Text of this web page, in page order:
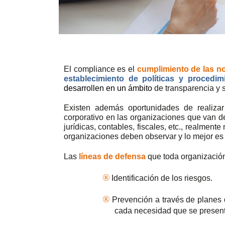
El compliance es el cumplimiento de las
establecimiento de políticas y
desarrollen en un ámbito de transparencia y
Existen además oportunidades de
corporativo en las organizaciones que van
jurídicas, contables, fiscales, etc.,
organizaciones deben observar y lo mejor
Las líneas de defensa que toda
® Identificación de los riesgos.
® Prevención a través de
cada necesidad que se